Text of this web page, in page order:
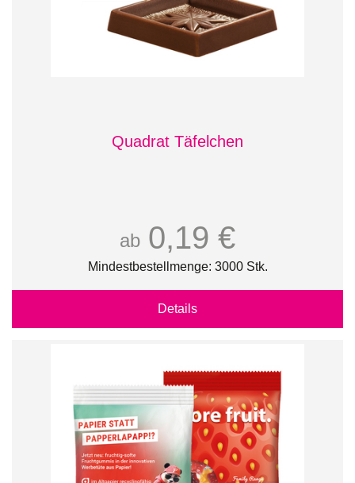
Quadrat Täfelchen
ab 0,19 €
Mindestbestellmenge: 3000 Stk.
Details